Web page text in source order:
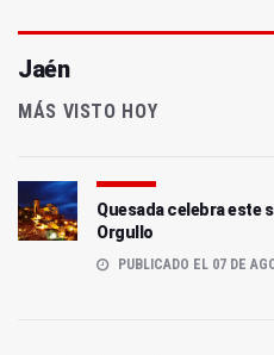
Jaén
MÁS VISTO HOY
Quesada celebra este
Orgullo
PUBLICADO EL 07 DE